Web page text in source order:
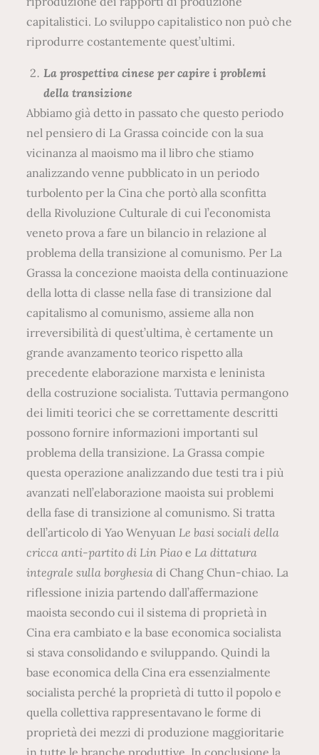
La prospettiva cinese per capire i problemi
della transizione
Abbiamo già detto in passato che questo periodo
nel pensiero di La Grassa coincide con la sua
vicinanza al maoismo ma il libro che stiamo
analizzando venne pubblicato in un periodo
turbolento per la Cina che portò alla sconfitta
della Rivoluzione Culturale di cui l’economista
veneto prova a fare un bilancio in relazione al
problema della transizione al comunismo. Per La
Grassa la concezione maoista della continuazione
della lotta di classe nella fase di transizione dal
capitalismo al comunismo, assieme alla non
irreversibilità di quest’ultima, è certamente un
grande avanzamento teorico rispetto alla
precedente elaborazione marxista e leninista
della costruzione socialista. Tuttavia permangono
dei limiti teorici che se correttamente descritti
possono fornire informazioni importanti sul
problema della transizione. La Grassa compie
questa operazione analizzando due testi tra i più
avanzati nell’elaborazione maoista sui problemi
della fase di transizione al comunismo. Si tratta
dell’articolo di Yao Wenyuan Le basi sociali della
cricca anti-partito di Lin Piao e La dittatura
integrale sulla borghesiadi Chang Chun-chiao. La
riflessione inizia partendo dall’affermazione
maoista secondo cui il sistema di proprietà in
Cina era cambiato e la base economica socialista
si stava consolidando e sviluppando. Quindi la
base economica della Cina era essenzialmente
socialista perché la proprietà di tutto il popolo e
quella collettiva rappresentavano le forme di
proprietà dei mezzi di produzione maggioritarie
in tutte le branche produttive. In conclusione la